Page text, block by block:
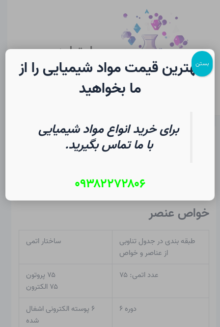
سایت لرن
شیمی
رنیوم در شیمی | فرهنگ لغت
Christopher J. Ziegler
خواص عنصر
طبقه بندی در جدول تناوبی
از عناصر و خواص
ساختار اتمی
عدد اتمی: ۷۵
۷۵ پروتون
۷۵ الکترون
دوره ۶
۶ پوسته الکترونی اشغال
شده
بهترین قیمت مواد شیمیایی را از
ما بخواهید
برای خرید انواع مواد شیمیایی
با ما تماس بگیرید.
۰۹۳۸۲۲۷۲۸۰۶
بستن